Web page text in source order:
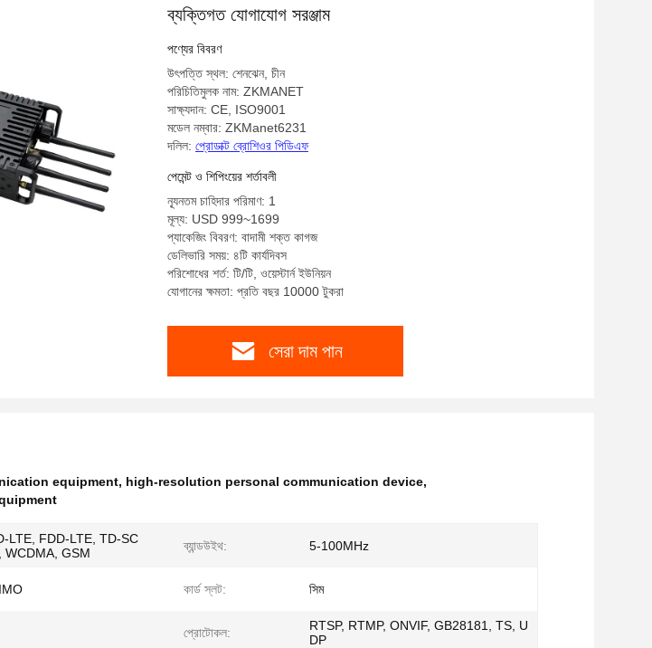
ব্যক্তিগত যোগাযোগ সরঞ্জাম
পণ্যের বিবরণ
উৎপত্তি স্থল: শেনঝেন, চীন
পরিচিতিমুলক নাম: ZKMANET
সাক্ষ্যদান: CE, ISO9001
মডেল নম্বার: ZKManet6231
দলিল: প্রোডাক্ট ব্রোশিওর পিডিএফ
পেমেন্ট ও শিপিংয়ের শর্তাবলী
ন্যূনতম চাহিদার পরিমাণ: 1
মূল্য: USD 999~1699
প্যাকেজিং বিবরণ: বাদামী শক্ত কাগজ
ডেলিভারি সময়: ৪টি কার্যদিবস
পরিশোধের শর্ত: টি/টি, ওয়েস্টার্ন ইউনিয়ন
যোগানের ক্ষমতা: প্রতি বছর 10000 টুকরা
সেরা দাম পান
equipment, high-resolution personal communication device,
LTE, FDD-LTE, TD-SC
WCDMA, GSM
ব্যান্ডউইথ: 5-100MHz
কার্ড স্লট: সিম
প্রোটোকল:
RTSP, RTMP, ONVIF, GB28181, TS, U
DP